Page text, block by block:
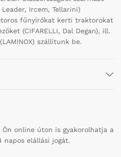
Ircem, Tellarini)
fűnyírókat kerti traktorokat
(CIFARELLI, Dal Degan), ill.
szállítunk be.
online úton is gyakorolhatja a
napos elállási jogát.